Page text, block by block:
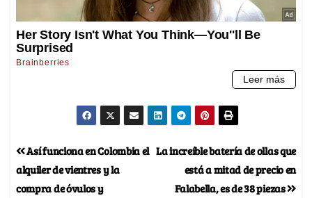
La increíble batería de ollas que
está a mitad de precio en
Falabella, es de 38 piezas
Así funciona en Colombia el
alquiler de vientres y la
compra de óvulos y